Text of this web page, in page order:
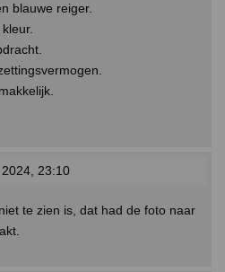
blauwe reiger.
23:10
te zien is, dat had de foto naar